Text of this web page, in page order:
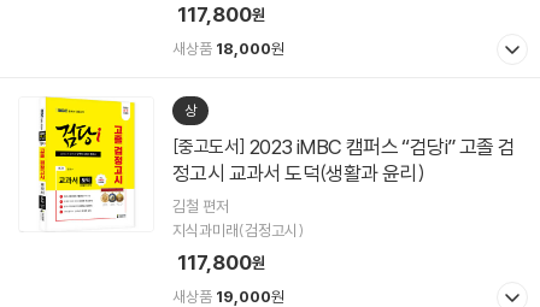
117,800원
새상품 18,000원
상
[중고도서]
정고시 교과서 도덕(생활과 윤리)
김철 편저
지식과미래(검정고시)
117,800원
새상품 19,000원